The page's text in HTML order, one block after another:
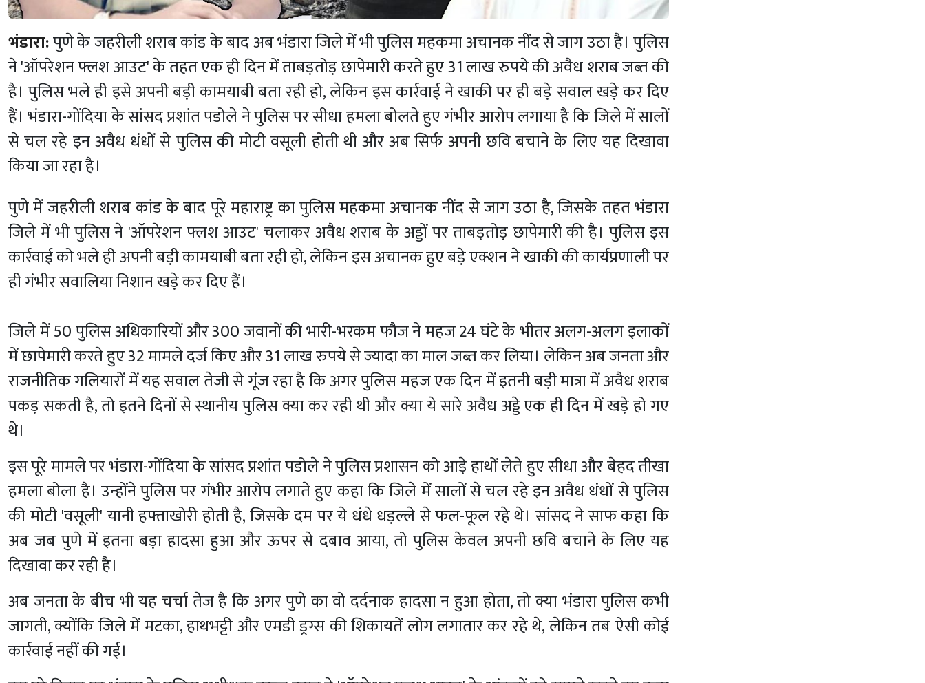
भंडारा:पुणे के जहरीली शराब कांड के बाद अब भंडारा जिले में भी पुलिस महकमा अचानक नींद से जाग उठा है। पुलिस
ने 'ऑपरेशन फ्लश आउट' के तहत एक ही दिन में ताबड़तोड़ छापेमारी करते हुए 31 लाख रुपये की अवैध शराब जब्त की
है। पुलिस भले ही इसे अपनी बड़ी कामयाबी बता रही हो, लेकिन इस कार्रवाई ने खाकी पर ही बड़े सवाल खड़े कर दिए
हैं। भंडारा-गोंदिया के सांसद प्रशांत पडोले ने पुलिस पर सीधा हमला बोलते हुए गंभीर आरोप लगाया है कि जिले में सालों
से चल रहे इन अवैध धंधों से पुलिस की मोटी वसूली होती थी और अब सिर्फ अपनी छवि बचाने के लिए यह दिखावा
किया जा रहा है।
पुणे में जहरीली शराब कांड के बाद पूरे महाराष्ट्र का पुलिस महकमा अचानक नींद से जाग उठा है, जिसके तहत भंडारा
जिले में भी पुलिस ने 'ऑपरेशन फ्लश आउट' चलाकर अवैध शराब के अड्डों पर ताबड़तोड़ छापेमारी की है। पुलिस इस
कार्रवाई को भले ही अपनी बड़ी कामयाबी बता रही हो, लेकिन इस अचानक हुए बड़े एक्शन ने खाकी की कार्यप्रणाली पर
ही गंभीर सवालिया निशान खड़े कर दिए हैं।
जिले में 50 पुलिस अधिकारियों और 300 जवानों की भारी-भरकम फौज ने महज 24 घंटे के भीतर अलग-अलग इलाकों
में छापेमारी करते हुए 32 मामले दर्ज किए और 31 लाख रुपये से ज्यादा का माल जब्त कर लिया। लेकिन अब जनता और
राजनीतिक गलियारों में यह सवाल तेजी से गूंज रहा है कि अगर पुलिस महज एक दिन में इतनी बड़ी मात्रा में अवैध शराब
पकड़ सकती है, तो इतने दिनों से स्थानीय पुलिस क्या कर रही थी और क्या ये सारे अवैध अड्डे एक ही दिन में खड़े हो गए
थे।
इस पूरे मामले पर भंडारा-गोंदिया के सांसद प्रशांत पडोले ने पुलिस प्रशासन को आड़े हाथों लेते हुए सीधा और बेहद तीखा
हमला बोला है। उन्होंने पुलिस पर गंभीर आरोप लगाते हुए कहा कि जिले में सालों से चल रहे इन अवैध धंधों से पुलिस
की मोटी 'वसूली' यानी हफ्ताखोरी होती है, जिसके दम पर ये धंधे धड़ल्ले से फल-फूल रहे थे। सांसद ने साफ कहा कि
अब जब पुणे में इतना बड़ा हादसा हुआ और ऊपर से दबाव आया, तो पुलिस केवल अपनी छवि बचाने के लिए यह
दिखावा कर रही है।
अब जनता के बीच भी यह चर्चा तेज है कि अगर पुणे का वो दर्दनाक हादसा न हुआ होता, तो क्या भंडारा पुलिस कभी
जागती, क्योंकि जिले में मटका, हाथभट्टी और एमडी ड्रग्स की शिकायतें लोग लगातार कर रहे थे, लेकिन तब ऐसी कोई
कार्रवाई नहीं की गई।